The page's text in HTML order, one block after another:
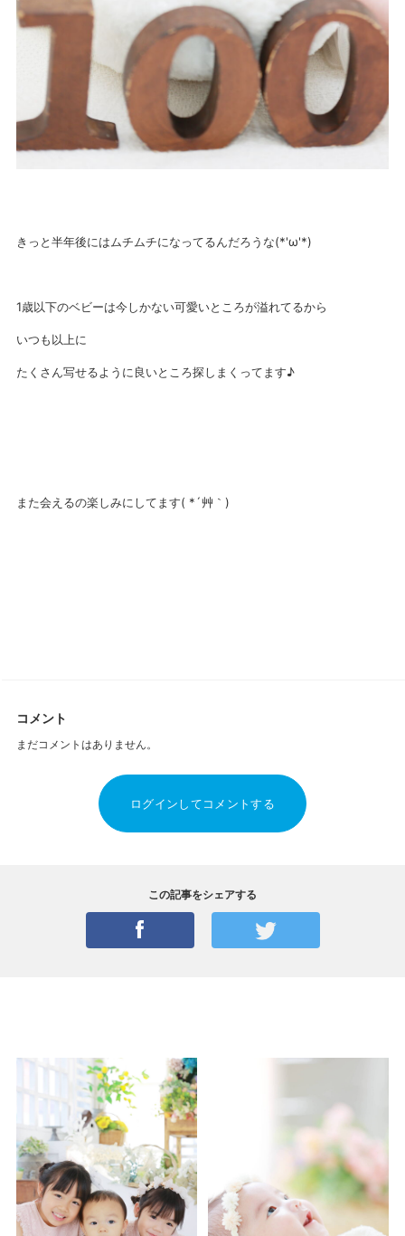
きっと半年後にはムチムチになってるんだろうな(*'ω'*)
1歳以下のベビーは今しかない可愛いところが溢れてるから
いつも以上に
たくさん写せるように良いところ探しまくってます♪
また会えるの楽しみにしてます( *´艸｀)
コメント
まだコメントはありません。
ログインしてコメントする
この記事をシェアする